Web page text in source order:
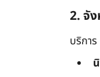
2. จั
บริการ